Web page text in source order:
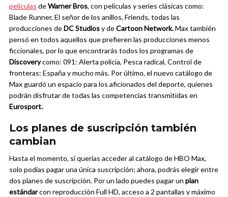
películas deWarner Bros, con películas y series clásicas como:
Blade Runner, El señor de los anillos, Friends, todas las
producciones deDC Studiosy deCartoon Network.Max también
pensó en todos aquellos que prefieren las producciones menos
ficcionales, por lo que encontrarás todos los programas de
Discoverycomo: 091: Alerta policía, Pesca radical, Control de
fronteras: España y mucho más. Por último, el nuevo catálogo de
Max guardó un espacio para los aficionados del deporte, quienes
podrán disfrutar de todas las competencias transmitidas en
Eurosport.
Los planes de suscripción también
cambian
Hasta el momento, si querías acceder al catálogo de HBO Max,
solo podías pagar una única suscripción; ahora, podrás elegir entre
dos planes de suscripción. Por un lado puedes pagar un plan
estándarcon reproducción Full HD, acceso a 2 pantallas y máximo